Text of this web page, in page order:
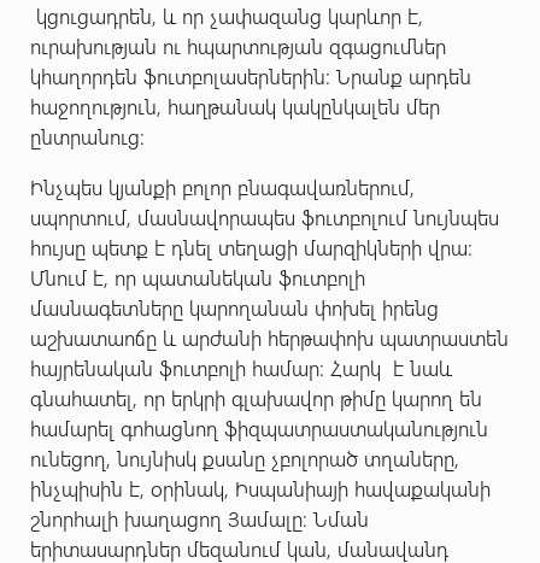
կցուցադրեն, և որ չափազանց կարևոր է,
ուրախության ու հպարտության զգացումներ
կհաղորդեն ֆուտբոլասերներին: Նրանք արդեն
հաջողություն, հաղթանակ կակընկալեն մեր
ընտրանուց:
Ինչպես կյանքի բոլոր բնագավառներում,
սպորտում, մասնավորապես ֆուտբոլում նույնպես
հույսը պետք է դնել տեղացի մարզիկների վրա:
Մնում է, որ պատանեկան ֆուտբոլի
մասնագետները կարողանան փոխել իրենց
աշխատաոճը և արժանի հերթափոխ պատրաստեն
հայրենական ֆուտբոլի համար: Հարկ է նաև
գնահատել, որ երկրի գլախավոր թիմը կարող են
համարել գոհացնող ֆիզպատրաստականություն
ունեցող, նույնիսկ քսանը չբոլորած տղաները,
ինչպիսին է, օրինակ, Իսպանիայի հավաքականի
շնորհալի խաղացող Յամալը: Նման
երիտասարդներ մեզանում կան, մանավանդ